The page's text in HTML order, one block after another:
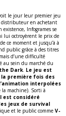
le jour leur premier jeu
distributeur en achetant
existence, Infogrames se
lui octroyèrent le prix de
ce moment et jusqu’à à
public grâce à des titres
d’une difficulté
au sein du marché du
Dark. Le jeu est
première fois des
interpolées
machine). Sorti à
est considéré
jeux de survival
et le public comme V-